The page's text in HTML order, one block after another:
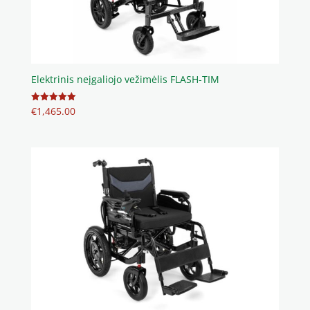
Elektrinis neįgaliojo vežimėlis FLASH-TIM
Įvertinimas:
5.00
€1,465.00